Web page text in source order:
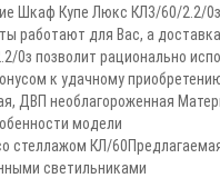
Шкаф Купе Люкс КЛ3/60/2.2/
работают для Вас, а
0з позволит рационально
к удачному
ДВП необлагороженная
модели
стеллажом КЛ/
светильниками